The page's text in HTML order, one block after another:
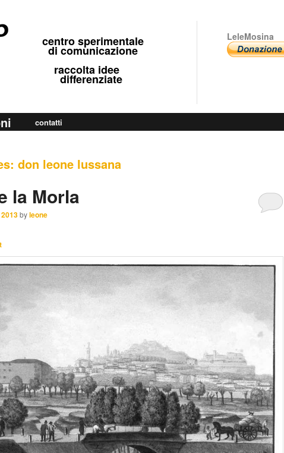
centro sperimentale
di comunicazione
raccolta idee
differenziate
LeleMosina
contatti
don leone lussana
la Morla
byleone